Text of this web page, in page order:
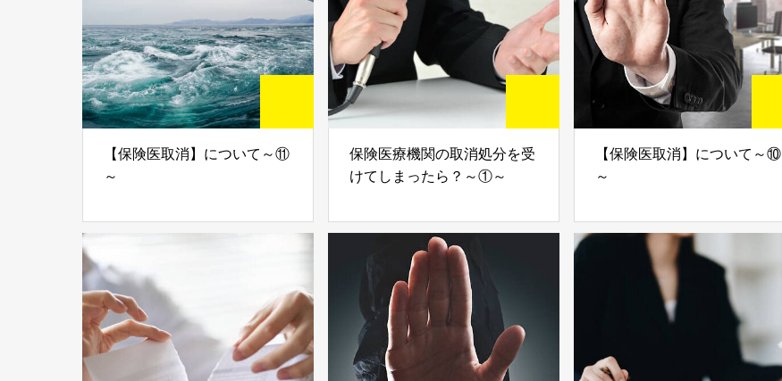
【保険医取消】について～⑪
～
保険医療機関の取消処分を受
けてしまったら？～①～
【保険医取消】について～⑩
～